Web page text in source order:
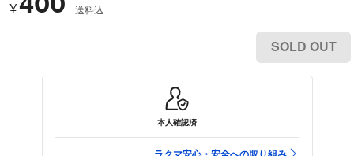
¥ 送料込
SOLD OUT
本人確認済